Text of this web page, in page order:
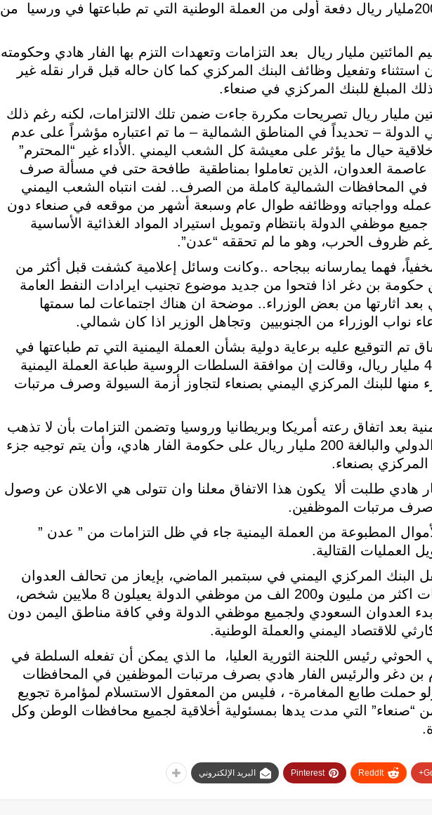
مطلع يناير 2017حين وصلت إلى عدن 200مليار ريال دفعة أولى من العملة الوطنية التي تم طباعتها في ورسيا من
مليار ريال بعد التزامات وتعهدات التزم بها الفار هادي وحكومته
وتفعيل وظائف البنك المركزي كما كان حاله قبل قرار نقله غير
المبلغ للبنك المركزي في صنعاء.
مليار ريال تصريحات مكررة جاءت ضمن تلك الالتزامات، لكنه رغم ذلك
– تحديداً في المناطق الشمالية – ما تم اعتباره مؤشراً على عدم
حيال ما يؤثر على معيشة كل الشعب اليمني .الأداء غير “المحترم”
عاصمة العدوان، الذين تعاملوا بمناطقية طافحة حتى في مسألة صرف
في المحافظات الشمالية كاملة من الصرف.. لفت انتباه الشعب اليمني
عمله وواجباته ووظائفه طوال عام وسبعة أشهر من موقعه في صنعاء دون
موظفي الدولة بانتظام وتمويل استيراد المواد الغذائية الأساسية
رغم ظروف الحرب، وهو ما لم تحققه “عدن”.
فهما يمارسانه ببجاحه ..وكانت وسائل إعلامية كشفت قبل أكثر من
حكومة بن دغر اذا فتحوا من جديد موضوع تجنيب ايرادات النفط العامة
اثارتها من بعض الوزراء.. موضحة ان هناك اجتماعات لما سمتها
نواب الوزراء من الجنوبيين وتجاهل الوزير اذا كان شمالي.
التوقيع عليه برعاية دولية بشأن العملة اليمنية التي تم طباعتها في
روسيا الاتحادية والتي تصل إلى نحو 400 مليار ريال، وقالت إن موافقة السلطات الروسية طباعة العملة اليمنية
للبنك المركزي اليمني بصنعاء لتجاوز أزمة السيولة وصرف مرتبات
بعد اتفاق رعته أمريكا وبريطانيا وروسيا وتضمن التزامات بأن لا تذهب
كل المبالغ التي وصلت إلى مطار عدن الدولي والبالغة 200 مليار ريال على حكومة الفار هادي، وأن يتم توجيه جزء
بصنعاء.
هادي طلبت ألا يكون هذا الاتفاق معلنا وان تتولى هي الاعلان عن وصول
صرف مرتبات الموظفين.
المطبوعة من العملة اليمنية جاء في ظل التزامات من ” عدن ”
العمليات القتالية.
البنك المركزي اليمني في سبتمبر الماضي، بإيعاز من تحالف العدوان
السعودي، تسبب في توقف صرف مرتبات اكثر من مليون و200 الف من موظفي الدولة يعيلون 8 ملايين شخص،
العدوان السعودي ولجميع موظفي الدولة وفي كافة مناطق اليمن دون
للاقتصاد اليمني والعملة الوطنية.
رئيس اللجنة الثورية العليا، ما الذي يمكن أن تفعله السلطة في
بن دغر والرئيس الفار هادي بصرف مرتبات الموظفين في المحافظات
حملت طابع المغامرة- ، فليس من المعقول الاستسلام لمؤامرة تجويع
“صنعاء” التي مدت يدها بمسئولية أخلاقية لجميع محافظات الوطن وكل
ReddIt
Pinterest البريد الإلكتروني